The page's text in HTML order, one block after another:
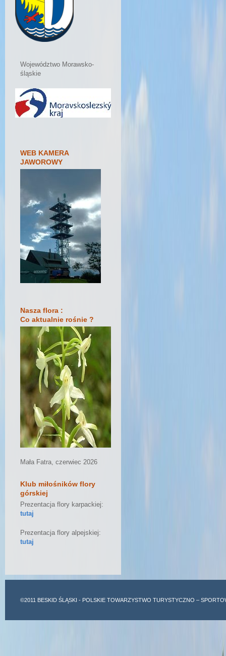
Województwo Morawsko-
śląskie
WEB KAMERA
JAWOROWY
Nasza flora :
Co aktualnie rośnie ?
Mała Fatra, czerwiec 2026
Klub miłośników flory
górskiej
Prezentacja flory karpackiej:
tutaj
Prezentacja flory alpejskiej:
tutaj
©2011 BESKID ŚLĄSKI - POLSKIE TOWARZYSTWO TURYSTYCZNO –